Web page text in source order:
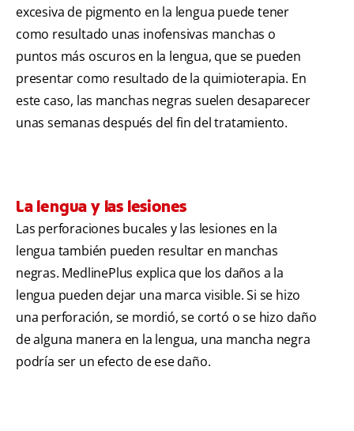
excesiva de pigmento en la lengua puede tener
como resultado unas inofensivas manchas o
puntos más oscuros en la lengua, que se pueden
presentar como resultado de la quimioterapia. En
este caso, las manchas negras suelen desaparecer
unas semanas después del fin del tratamiento.
La lengua y las lesiones
Las perforaciones bucales y las lesiones en la
lengua también pueden resultar en manchas
negras. MedlinePlus explica que los daños a la
lengua pueden dejar una marca visible. Si se hizo
una perforación, se mordió, se cortó o se hizo daño
de alguna manera en la lengua, una mancha negra
podría ser un efecto de ese daño.